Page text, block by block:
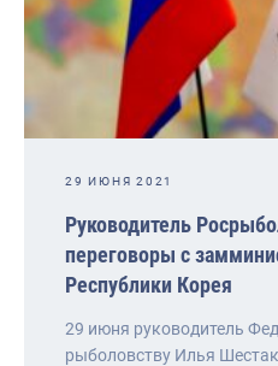
29 ИЮНЯ 2021
Руководитель
переговоры с
Республики Корея
29 июня руководитель
рыболовству Илья